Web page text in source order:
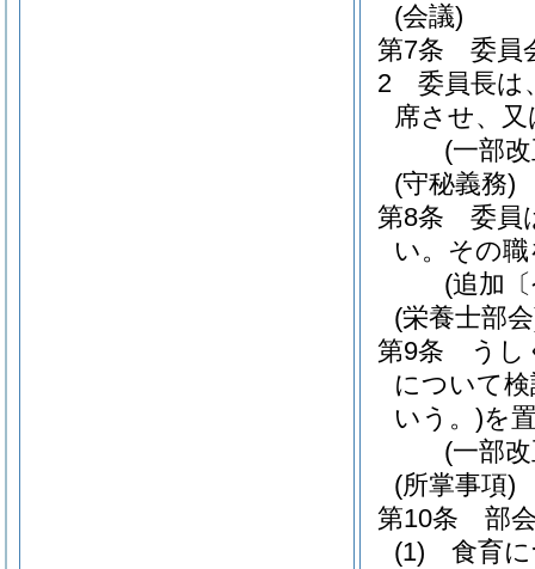
(会議)
第7条
委員
2
委員長は
席させ、
(一部
(守秘義務)
第8条
委員
い。 その
(追加
(栄養士部
第9条
うし
について
いう。)を
(一部
(所掌事項)
第10条
部
(1)
食育